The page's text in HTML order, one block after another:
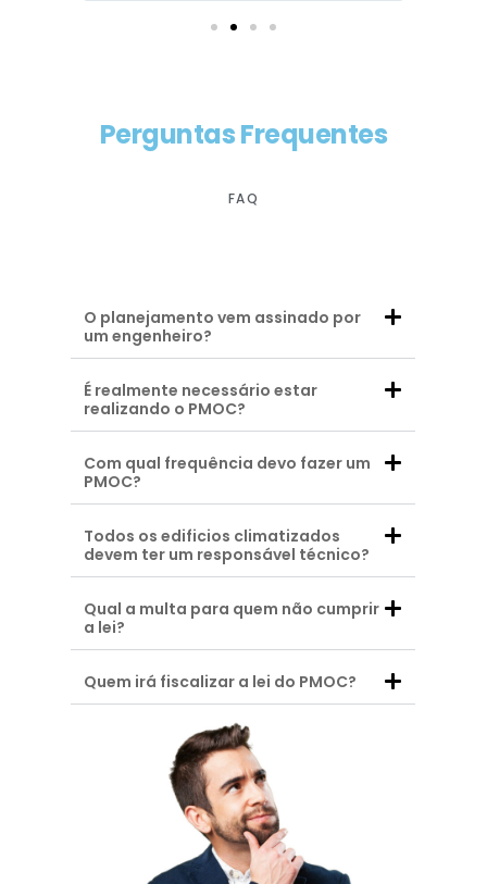
Perguntas Frequentes
FAQ
O planejamento vem assinado por
um engenheiro?
É realmente necessário estar
realizando o PMOC?
Com qual frequência devo fazer um
PMOC?
Todos os edificios climatizados
devem ter um responsável técnico?
Qual a multa para quem não cumprir
a lei?
Quem irá fiscalizar a lei do PMOC?